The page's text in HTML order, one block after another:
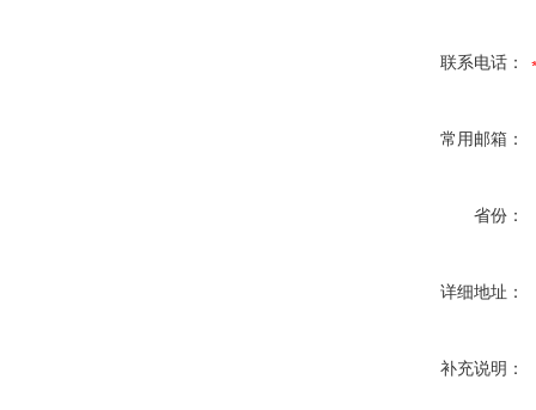
联系电话：
常用邮箱：
省份：
详细地址：
补充说明：